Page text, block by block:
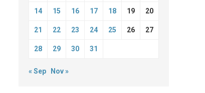
14 15 16 17 18 19 20
21 22 23 24 25 26 27
28 29 30 31
« Sep Nov »